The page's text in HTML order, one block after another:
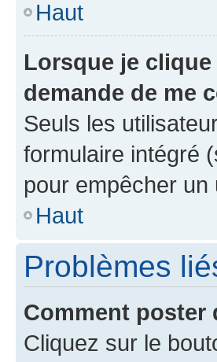
Haut
Lorsque je
demande de me
Seuls les
formulaire intégré
pour empêcher
Haut
Problèmes
Comment poster
Cliquez sur le